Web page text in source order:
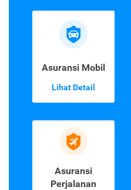
Asuransi Mobil
Lihat Detail
Asuransi
Perjalanan